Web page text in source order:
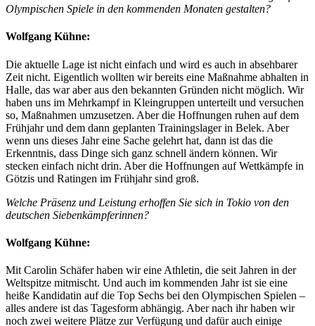
Olympischen Spiele in den kommenden Monaten gestalten?
Wolfgang Kühne:
Die aktuelle Lage ist nicht einfach und wird es auch in absehbarer
Zeit nicht. Eigentlich wollten wir bereits eine Maßnahme abhalten in
Halle, das war aber aus den bekannten Gründen nicht möglich. Wir
haben uns im Mehrkampf in Kleingruppen unterteilt und versuchen
so, Maßnahmen umzusetzen. Aber die Hoffnungen ruhen auf dem
Frühjahr und dem dann geplanten Trainingslager in Belek. Aber
wenn uns dieses Jahr eine Sache gelehrt hat, dann ist das die
Erkenntnis, dass Dinge sich ganz schnell ändern können. Wir
stecken einfach nicht drin. Aber die Hoffnungen auf Wettkämpfe in
Götzis und Ratingen im Frühjahr sind groß.
Welche Präsenz und Leistung erhoffen Sie sich in Tokio von den
deutschen Siebenkämpferinnen?
Wolfgang Kühne:
Mit Carolin Schäfer haben wir eine Athletin, die seit Jahren in der
Weltspitze mitmischt. Und auch im kommenden Jahr ist sie eine
heiße Kandidatin auf die Top Sechs bei den Olympischen Spielen –
alles andere ist das Tagesform abhängig. Aber nach ihr haben wir
noch zwei weitere Plätze zur Verfügung und dafür auch einige